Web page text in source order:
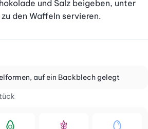
und Salz beigeben, unter
den Waffeln servieren.
auf ein Backblech gelegt